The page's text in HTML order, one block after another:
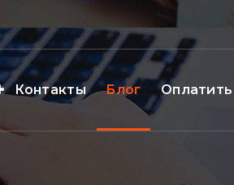
Контакты Блог Оплатить